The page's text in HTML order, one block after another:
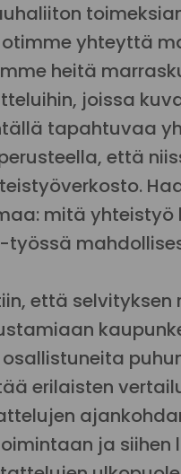
yhteyttä
heitä
joissa
tapahtuvaa
että
mitä
että
erilaisten
ja siihen